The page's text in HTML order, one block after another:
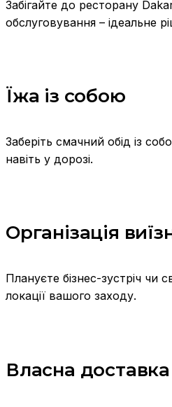
Забігайте до ресторану
обслуговування – ідеальне
Їжа із собою
Заберіть смачний обід із
навіть у дорозі.
Організація
Плануєте бізнес-зустріч чи
локації вашого заходу.
Власна доставка